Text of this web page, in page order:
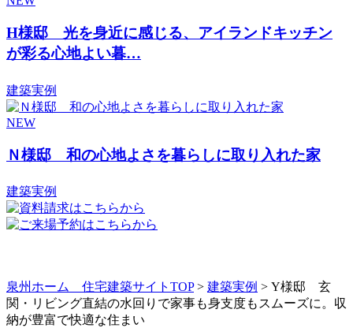
H様邸 光を身近に感じる、アイランドキッチン
が彩る心地よい暮…
建築実例
NEW
Ｎ様邸 和の心地よさを暮らしに取り入れた家
建築実例
泉州ホーム 住宅建築サイトTOP> 建築実例 > Y様邸 玄
関・リビング直結の水回りで家事も身支度もスムーズに。収
納が豊富で快適な住まい